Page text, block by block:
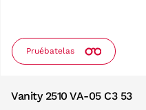
Pruébatelas
Vanity 2510 VA-05 C3 53